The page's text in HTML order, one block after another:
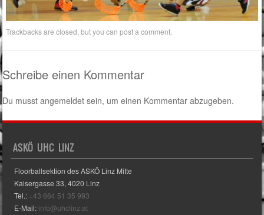
Trackbacks are closed, but you canpost a comment
Schreibe einen Kommentar
Du musstangemeldet sein, um einen Kommentar abzugeben.
ASKÖ UHC LINZ
Floorballsektion des ASKÖ Linz Mitte
Kaisergasse 33, 4020 Linz
Tel.: +43 664 51 35 993
E-Mail: info@uhclinz.at